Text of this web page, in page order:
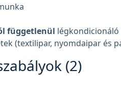
függetlenül
(textilipar, nyomdaipar és
(2)